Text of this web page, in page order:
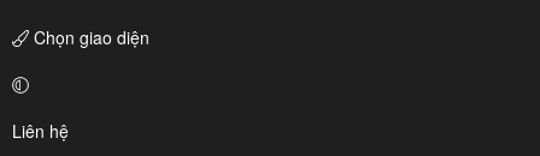
Chọn giao diện
Liên hệ